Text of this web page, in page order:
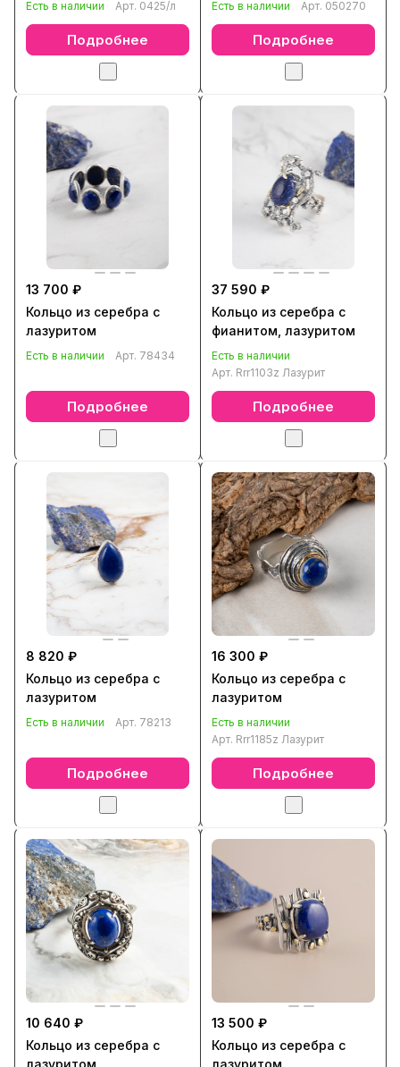
Есть в наличии Арт. 0425/л
Подробнее
Есть в наличии Арт. 050270
Подробнее
13 700 ₽
Кольцо из серебра с
лазуритом
Есть в наличии Арт. 78434
Подробнее
37 590 ₽
Кольцо из серебра с
фианитом, лазуритом
Есть в наличии
Арт. Rrr1103z Лазурит
Подробнее
8 820 ₽
Кольцо из серебра с
лазуритом
Есть в наличии Арт. 78213
Подробнее
16 300 ₽
Кольцо из серебра с
лазуритом
Есть в наличии
Арт. Rrr1185z Лазурит
Подробнее
10 640 ₽
Кольцо из серебра с
лазуритом
13 500 ₽
Кольцо из серебра с
лазуритом